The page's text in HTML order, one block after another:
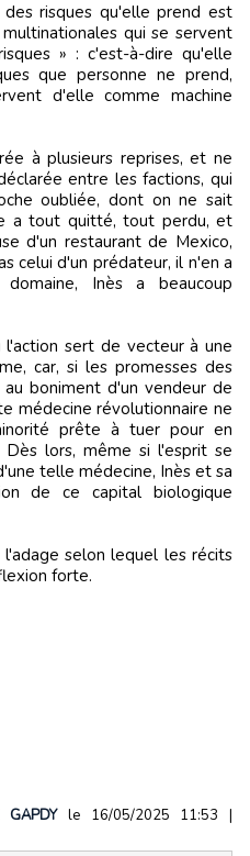
qui se servent
» : c'est-à-dire qu'elle
que personne ne prend,
d'elle comme machine
à plusieurs reprises, et ne
entre les factions, qui
oubliée, dont on ne sait
a tout quitté, tout perdu, et
d'un restaurant de Mexico,
celui d'un prédateur, il n'en a
Inès a beaucoup
l'action sert de vecteur à une
car, si les promesses des
boniment d'un vendeur de
médecine révolutionnaire ne
prête à tuer pour en
lors, même si l'esprit se
telle médecine, Inès et sa
de ce capital biologique
selon lequel les récits
forte.
GAPDY le 16/05/2025 11:53 |